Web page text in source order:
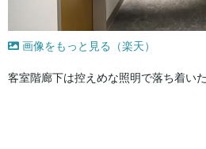
画像をもっと見る（楽天）
客室階廊下は控えめな照明で落ち着い